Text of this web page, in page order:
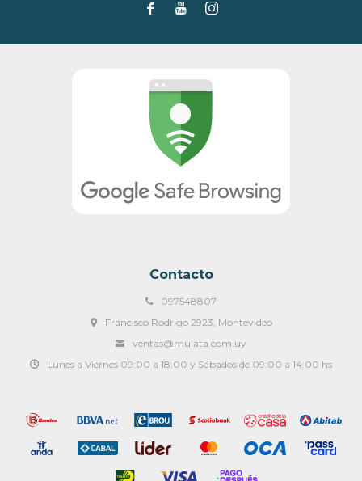
Contacto
097548807
Francisco Rodrigo 2923, Montevideo
ventas@mulata.com.uy
Lunes a Viernes 09:00 a 18:00 y Sábados de 09:00 a 14:00 hs
  